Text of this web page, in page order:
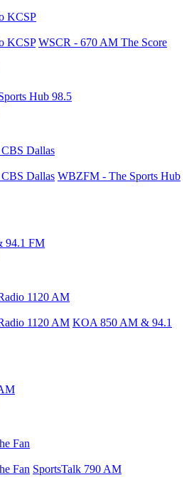
KCSP
KCSP WSCR - 670 AM The Score
Hub 98.5
Dallas
Dallas WBZFM - The Sports Hub
94.1 FM
1120 AM
1120 AM KOA 850 AM & 94.1
Fan
Fan SportsTalk 790 AM